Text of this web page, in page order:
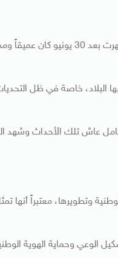
وأكد الناقد الفني مصطفى الكيلاني أن التأثير الاجتماعي والسياسي للأغنيات الوطنية
البلاد، خاصة في ظل
عاش تلك الأحداث وشهد
وتطويرها، معتبراً أنها
الوعي وحماية الهوية